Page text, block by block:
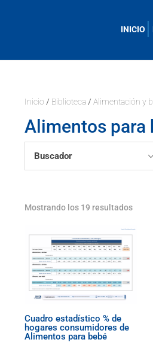
INICIO
Inicio / Biblioteca /Alimentación y
Alimentos para
Buscador
Mostrando los 19 resultados
Cuadro estadístico % de
hogares consumidores de
Alimentos para bebé